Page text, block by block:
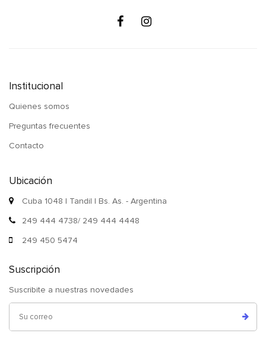
Institucional
Quienes somos
Preguntas frecuentes
Contacto
Ubicación
Cuba 1048 | Tandil | Bs. As. - Argentina
249 444 4738/ 249 444 4448
249 450 5474
Suscripción
Suscribite a nuestras novedades